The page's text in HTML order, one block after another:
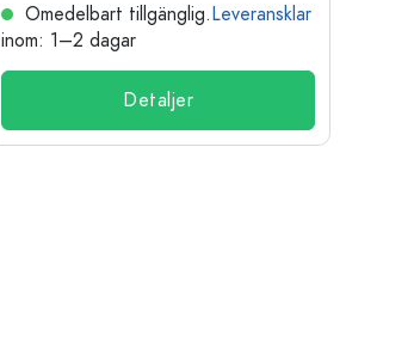
Omedelbart tillgänglig.Leveransklar
inom: 1–2 dagar
Detaljer